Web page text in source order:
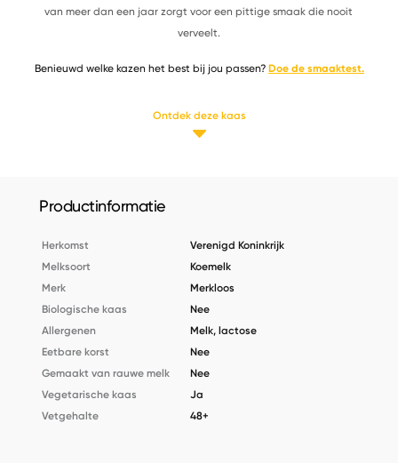
van meer dan een jaar zorgt voor een pittige smaak die nooit
verveelt.
Benieuwd welke kazen het best bij jou passen? Doe de smaaktest.
Ontdek deze kaas
Productinformatie
Herkomst
Verenigd Koninkrijk
Melksoort
Koemelk
Merk
Merkloos
Biologische kaas
Nee
Allergenen
Melk, lactose
Eetbare korst
Nee
Gemaakt van rauwe melk
Nee
Vegetarische kaas
Ja
Vetgehalte
48+